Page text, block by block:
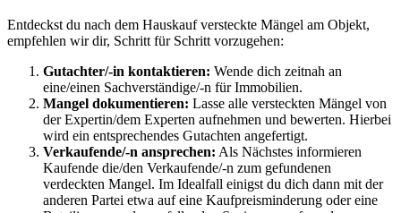
Entdeckst du nach dem Hauskauf versteckte Mängel am Objekt,
empfehlen wir dir, Schritt für Schritt vorzugehen:
Gutachter/-in kontaktieren: Wende dich zeitnah an
eine/einen Sachverständige/-n für Immobilien.
Mangel dokumentieren: Lasse alle versteckten Mängel von
der Expertin/dem Experten aufnehmen und bewerten. Hierbei
wird ein entsprechendes Gutachten angefertigt.
Verkaufende/-n ansprechen: Als Nächstes informieren
Kaufende die/den Verkaufende/-n zum gefundenen
verdeckten Mangel. Im Idealfall einigst du dich dann mit der
anderen Partei etwa auf eine Kaufpreisminderung oder eine